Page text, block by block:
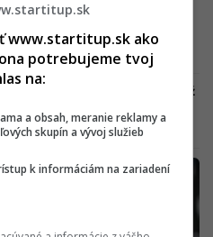
zomrel legendárny herec.
Vinnetouovi
Liptove pred salašom: Nahý muž
www.startitup.sk ako
potrebujeme tvoj
na:
a obsah, meranie reklamy a
skupín a vývoj služieb
k informáciám na zariadení